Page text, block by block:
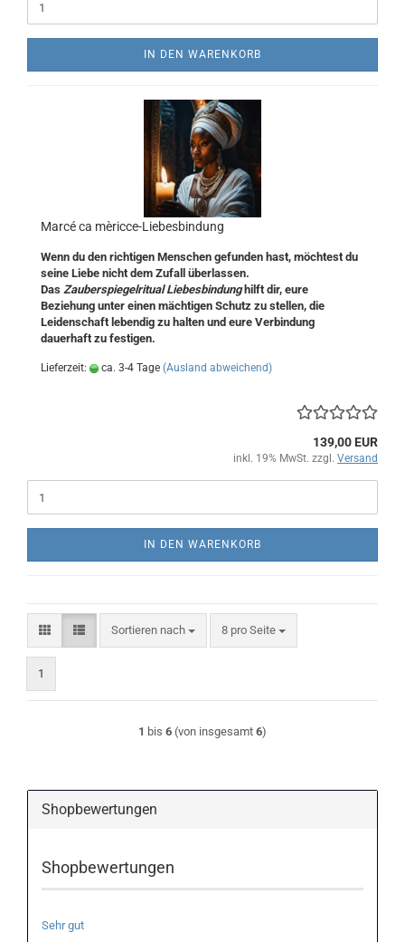
IN DEN WARENKORB
Marcé ca mèricce-Liebesbindung
Wenn du den richtigen Menschen gefunden hast, möchtest du
seine Liebe nicht dem Zufall überlassen.
Das Zauberspiegelritual Liebesbindunghilft dir, eure
Beziehung unter einen mächtigen Schutz zu stellen, die
Leidenschaft lebendig zu halten und eure Verbindung
dauerhaft zu festigen.
Lieferzeit: ca. 3-4 Tage (Ausland abweichend)
139,00 EUR
inkl. 19% MwSt. zzgl. Versand
IN DEN WARENKORB
Sortieren nach
Sortieren nach 8 pro Seite
pro Seite
1
1 bis 6 (von insgesamt 6)
Shopbewertungen
Shopbewertungen
Sehr gut